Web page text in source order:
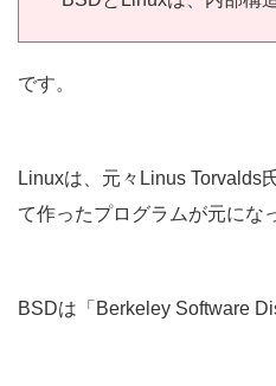
です。
Linuxは、元々Linus Torvalds
て作ったプログラムが元にな
BSDは「Berkeley Software